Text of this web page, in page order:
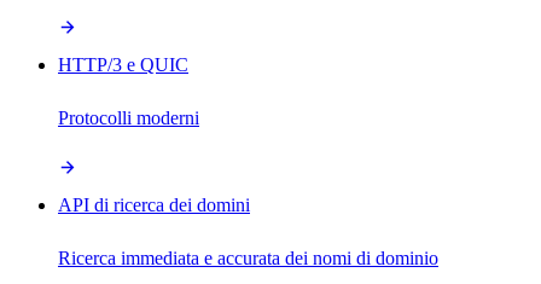
HTTP/3 e QUIC
Protocolli moderni
API di ricerca dei domini
Ricerca immediata e accurata dei nomi di dominio